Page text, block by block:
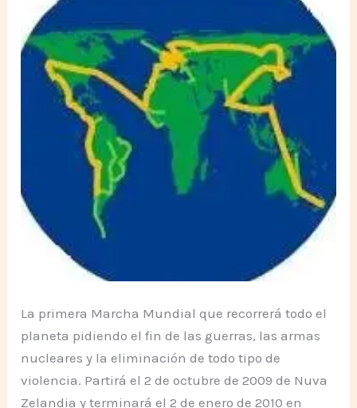
La primera Marcha Mundial que recorrerá todo el
planeta pidiendo el fin de las guerras, las armas
nucleares y la eliminación de todo tipo de
violencia. Partirá el 2 de octubre de 2009 de Nuva
Zelandia y terminará el 2 de enero de 2010 en